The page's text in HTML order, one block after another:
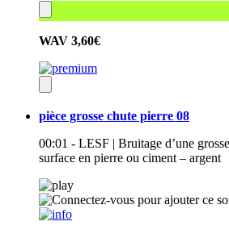
WAV 3,60€
pièce grosse chute pierre 08
00:01 - LESF | Bruitage d’une
surface en pierre ou ciment – argent